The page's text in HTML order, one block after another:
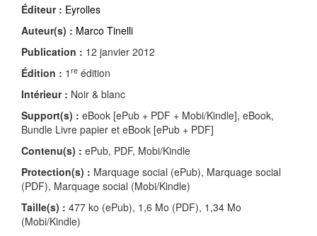
Éditeur : Eyrolles
Auteur(s) : Marco Tinelli
Publication : 12 janvier 2012
Édition : 1 re édition
Intérieur : Noir & blanc
Support(s) : eBook [ePub + PDF + Mobi/Kindle], eBook,
Bundle Livre papier et eBook [ePub + PDF]
Contenu(s) : ePub, PDF, Mobi/Kindle
Protection(s) : Marquage social (ePub), Marquage social
(PDF), Marquage social (Mobi/Kindle)
Taille(s) : 477 ko (ePub), 1,6 Mo (PDF), 1,34 Mo
(Mobi/Kindle)